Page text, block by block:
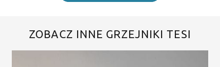
ZOBACZ INNE GRZEJNIKI TESI